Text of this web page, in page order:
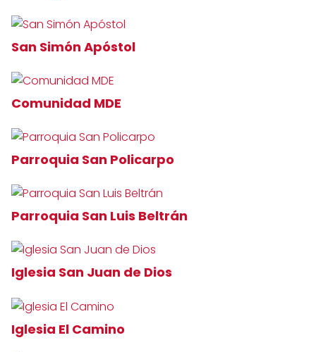
San Simón Apóstol
Comunidad MDE
Parroquia San Policarpo
Parroquia San Luis Beltrán
Iglesia San Juan de Dios
Iglesia El Camino